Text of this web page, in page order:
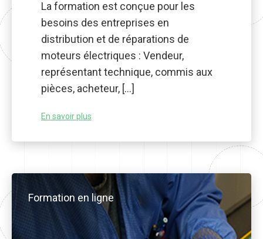
La formation est conçue pour les
besoins des entreprises en
distribution et de réparations de
moteurs électriques : Vendeur,
représentant technique, commis aux
pièces, acheteur, […]
En savoir plus
Formation en ligne